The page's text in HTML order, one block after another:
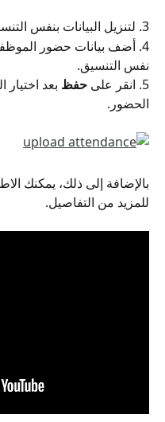
3. لتنزيل البيانات بنفس التنسيق، قم بتنزيل
4. أضف بيانات حضور
نفس التنسيق.
5. انقر على
حفظ بعد
الحضور.
بالإضافة إلى ذلك، يمكنك
للمزيد من التفاصيل.